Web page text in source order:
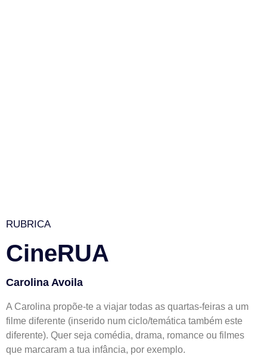
RUBRICA
CineRUA
Carolina Avoila
A Carolina propõe-te a viajar todas as quartas-feiras a um
filme diferente (inserido num ciclo/temática também este
diferente). Quer seja comédia, drama, romance ou filmes
que marcaram a tua infância, por exemplo.